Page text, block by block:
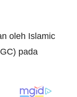
oleh Islamic
pada